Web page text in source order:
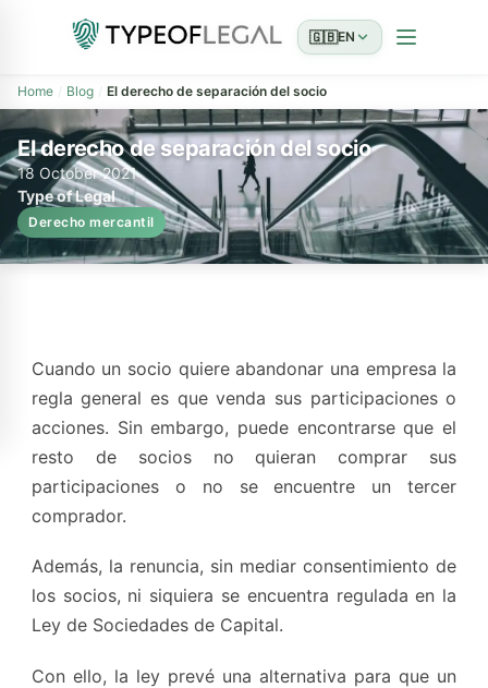
🇬🇧EN
Home Blog El derecho de separación del socio
El derecho de separación del socio
18 October 2021
Type of Legal
Derecho mercantil
Cuando un socio quiere abandonar una empresa la
regla general es que venda sus participaciones o
acciones. Sin embargo, puede encontrarse que el
resto de socios no quieran comprar sus
participaciones o no se encuentre un tercer
comprador.
Además, la renuncia, sin mediar consentimiento de
los socios, ni siquiera se encuentra regulada en la
Ley de Sociedades de Capital.
Con ello, la ley prevé una alternativa para que un